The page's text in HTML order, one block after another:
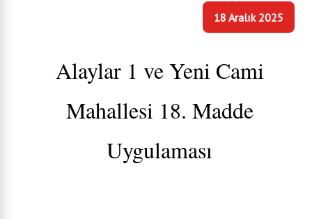
18 Aralık 2025
Alaylar 1 ve Yeni Cami
Mahallesi 18. Madde
Uygulaması